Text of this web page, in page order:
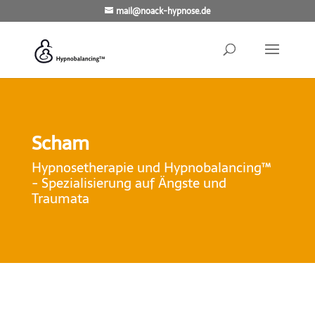
mail@noack-hypnose.de
Scham
Hypnosetherapie und Hypnobalancing™
- Spezialisierung auf Ängste und
Traumata